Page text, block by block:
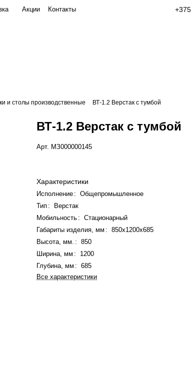
Акции Контакты +375
и столы производственные ВТ-1.2 Верстак с тумбой
ВТ-1.2 Верстак с тумбой
Арт. МЗ000000145
Характеристики
Исполнение :
Общепромышленное
Тип :
Верстак
Мобильность :
Стационарный
Габариты изделия, мм :
850x1200x685
Высота, мм. :
850
Ширина, мм :
1200
Глубина, мм :
685
Все характеристики